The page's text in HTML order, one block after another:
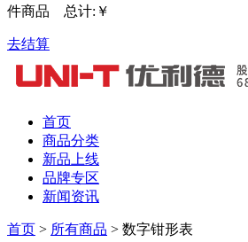
件商品 总计: ￥
去结算
首页
商品分类
新品上线
品牌专区
新闻资讯
首页 > 所有商品 > 数字钳形表